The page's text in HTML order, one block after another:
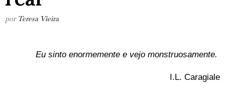
por Teresa Vieira
Eu sinto enormemente e vejo monstruosamente.
I.L. Caragiale